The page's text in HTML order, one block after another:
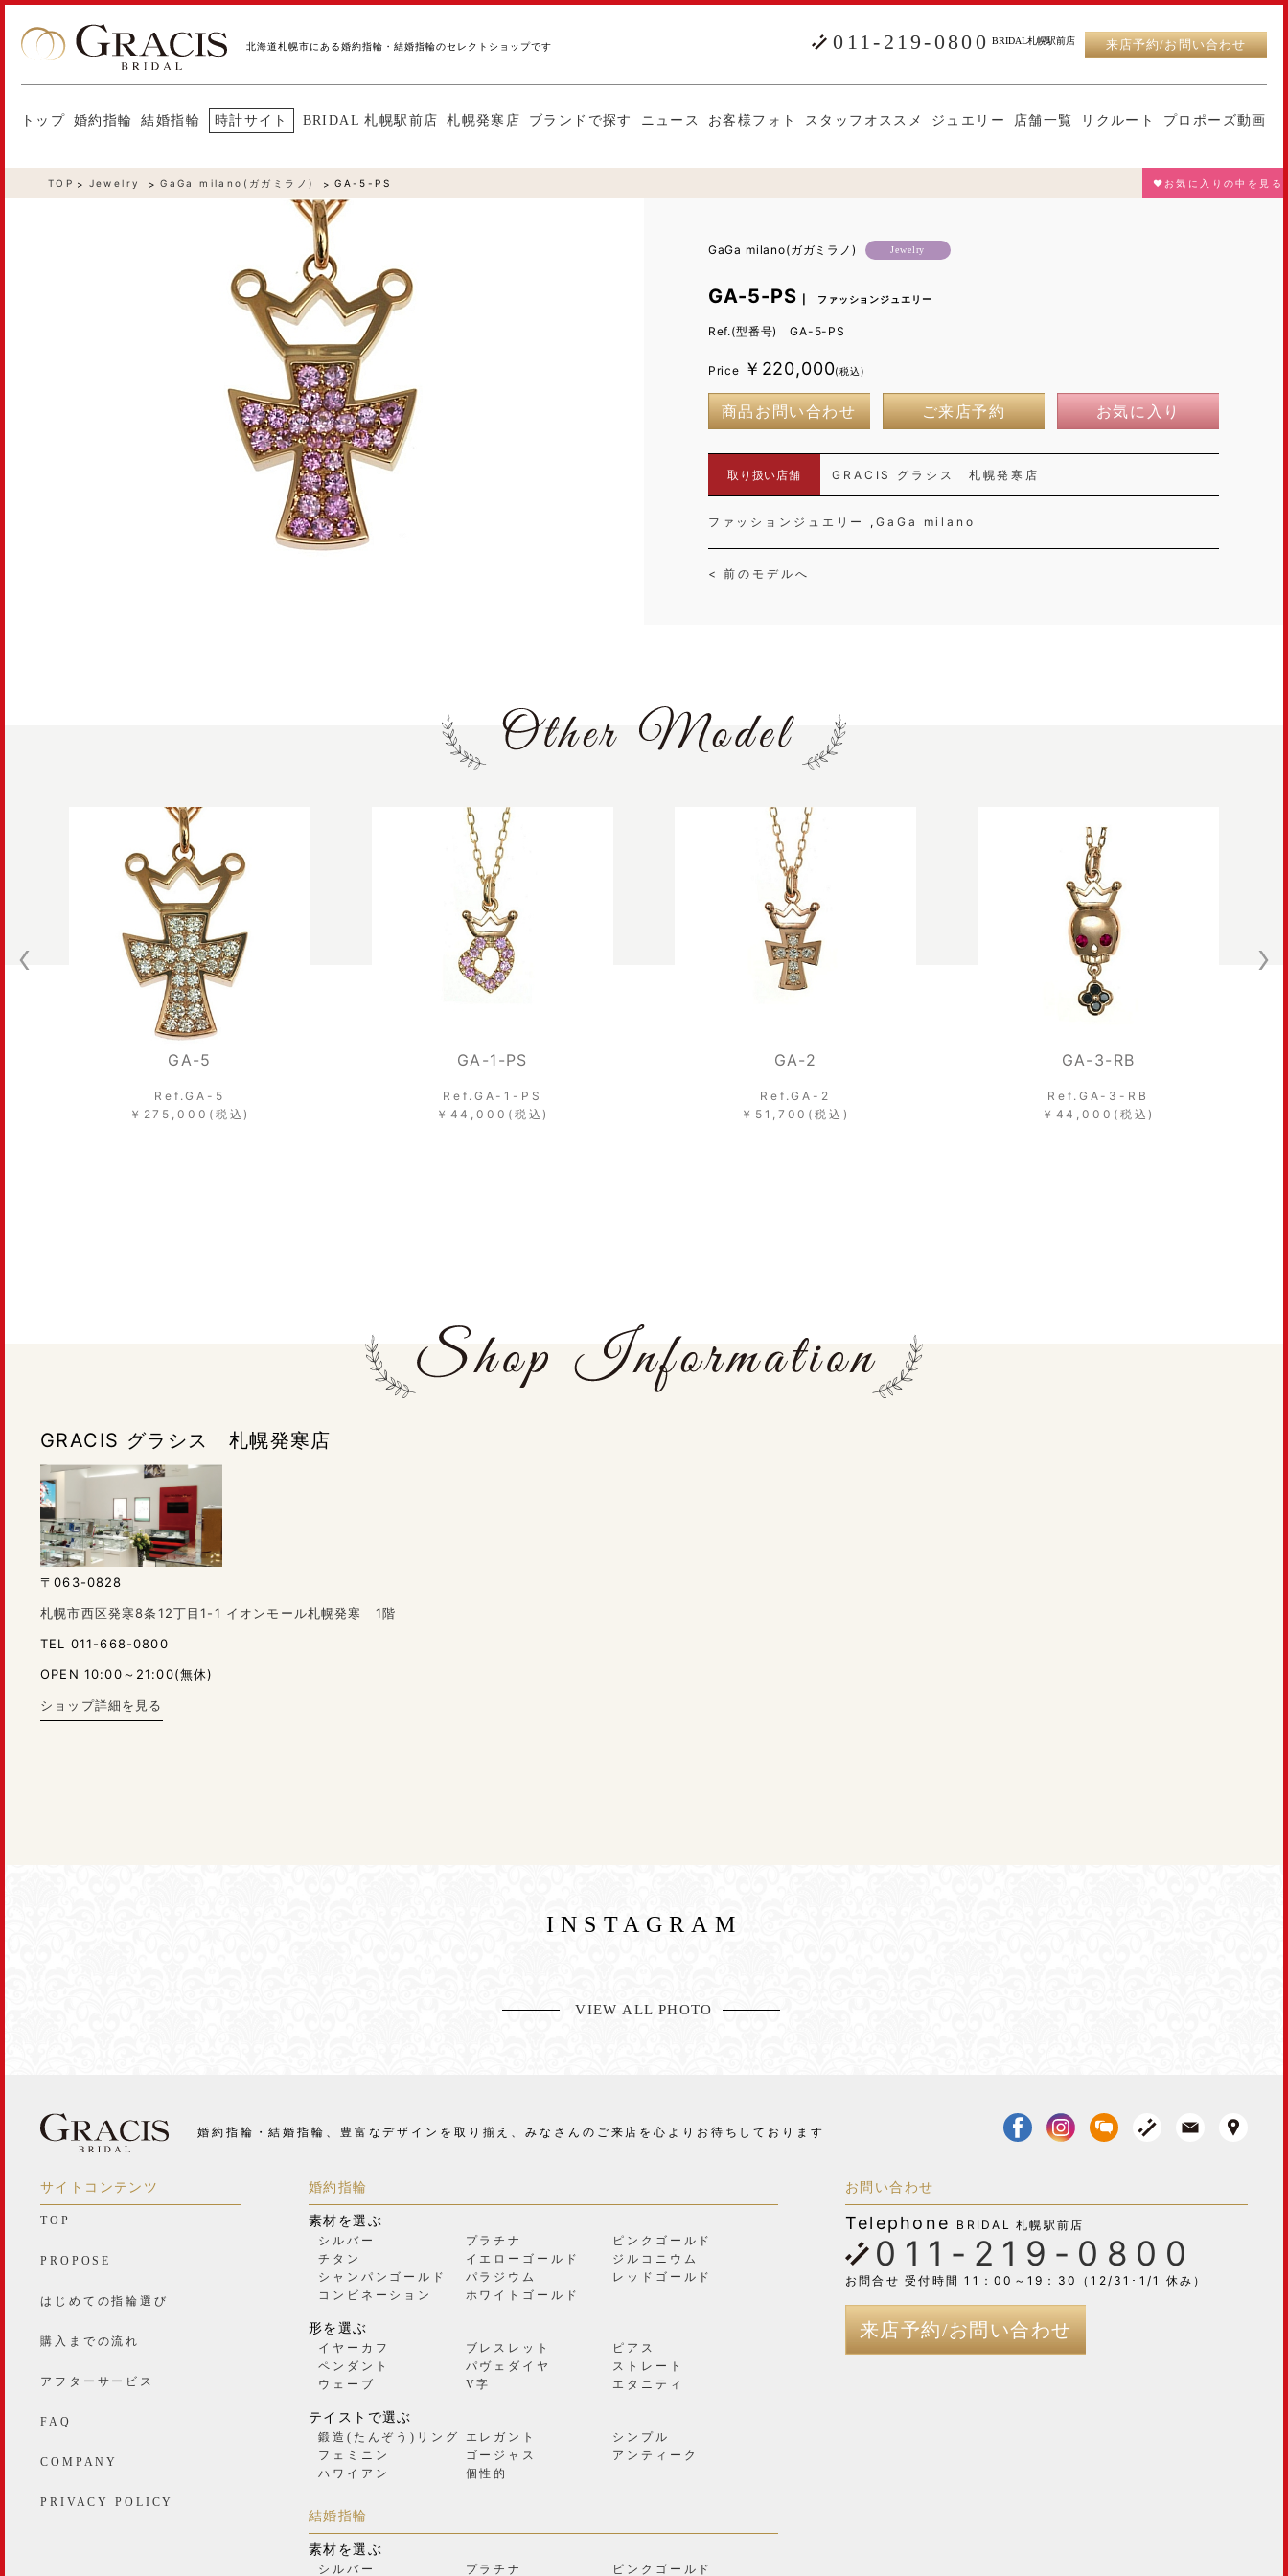
北海道札幌市にある婚約指輪・結婚指輪のセレクトショップです 011-219-0800 BRIDAL札幌駅前店 来店予約/お問い合わせ
トップ 婚約指輪 結婚指輪 時計サイト BRIDAL 札幌駅前店 札幌発寒店 ブランドで探す ニュース お客様フォト スタッフオススメ ジュエリー 店舗一覧 リクルート プロポーズ動画
TOP Jewelry GaGa milano(ガガミラノ) GA-5-PS ♥お気に入りの中を見る
GaGa milano(ガガミラノ) Jewelry
GA-5-PS | ファッションジュエリー
Ref.(型番号) GA-5-PS
Price ￥220,000(税込)
商品お問い合わせ ご来店予約 お気に入り
取り扱い店舗 GRACIS グラシス 札幌発寒店
ファッションジュエリー GaGa milano
< 前のモデルへ
￥44,000(税込)
￥51,700(税込)
￥44,000(税込)
￥165,000(税込)
GRACIS グラシス 札幌発寒店
〒063-0828
札幌市西区発寒8条12丁目1-1 イオンモール札幌発寒 1階
TEL 011-668-0800
OPEN 10:00～21:00(無休)
ショップ詳細を見る
INSTAGRAM
VIEW ALL PHOTO
婚約指輪・結婚指輪、豊富なデザインを取り揃え、みなさんのご来店を心よりお待ちしております
サイトコンテンツ
TOP
PROPOSE
はじめての指輪選び
購入までの流れ
アフターサービス
FAQ
COMPANY
PRIVACY POLICY
婚約指輪
素材を選ぶ
シルバー プラチナ
ピンクゴールド
チタン
イエローゴールド
ジルコニウム
シャンパンゴールド
パラジウム
レッドゴールド
コンビネーション
ホワイトゴールド
形を選ぶ
イヤーカフ ブレスレット
ピアス
ペンダント
パヴェダイヤ
ストレート
ウェーブ
V字 エタニティ
テイストで選ぶ
鍛造(たんぞう)リング エレガント
シンプル
フェミニン
ゴージャス
アンティーク
ハワイアン
個性的
結婚指輪
素材を選ぶ
シルバー プラチナ ピンクゴールド
お問い合わせ
Telephone BRIDAL 札幌駅前店
011-219-0800
お問合せ 受付時間 11：00～19：30（12/31･1/1 休み）
来店予約/お問い合わせ